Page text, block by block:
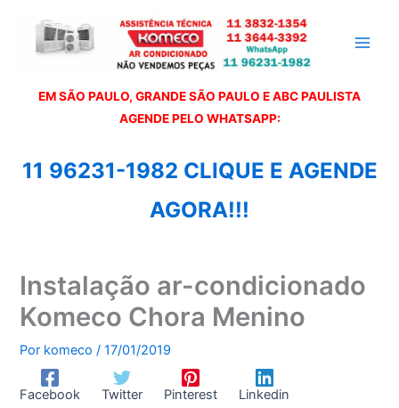
EM SÃO PAULO, GRANDE SÃO PAULO E ABC PAULISTA
AGENDE PELO WHATSAPP:
11 96231-1982 CLIQUE E AGENDE
AGORA!!!
Instalação ar-condicionado
Komeco Chora Menino
Por komeco/17/01/2019
Facebook Twitter Pinterest Linkedin